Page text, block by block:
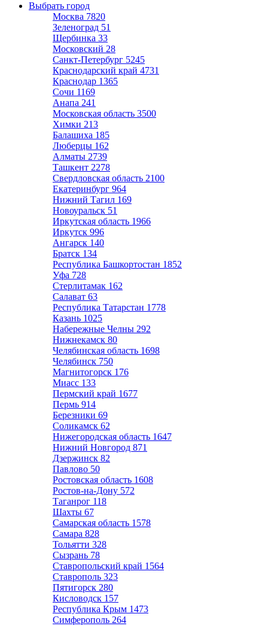
Выбрать город
Москва 7820
Зеленоград 51
Щербинка 33
Московский 28
Санкт-Петербург 5245
Краснодарский край 4731
Краснодар 1365
Сочи 1169
Анапа 241
Московская область 3500
Химки 213
Балашиха 185
Люберцы 162
Алматы 2739
Ташкент 2278
Свердловская область 2100
Екатеринбург 964
Нижний Тагил 169
Новоуральск 51
Иркутская область 1966
Иркутск 996
Ангарск 140
Братск 134
Республика Башкортостан 1852
Уфа 728
Стерлитамак 162
Салават 63
Республика Татарстан 1778
Казань 1025
Набережные Челны 292
Нижнекамск 80
Челябинская область 1698
Челябинск 750
Магнитогорск 176
Миасс 133
Пермский край 1677
Пермь 914
Березники 69
Соликамск 62
Нижегородская область 1647
Нижний Новгород 871
Дзержинск 82
Павлово 50
Ростовская область 1608
Ростов-на-Дону 572
Таганрог 118
Шахты 67
Самарская область 1578
Самара 828
Тольятти 328
Сызрань 78
Ставропольский край 1564
Ставрополь 323
Пятигорск 280
Кисловодск 157
Республика Крым 1473
Симферополь 264